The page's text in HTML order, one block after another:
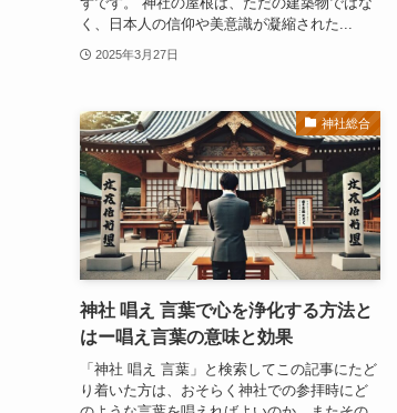
く、日本人の信仰や美意識が凝縮された...
2025年3月27日
神社総合
神社 唱え 言葉で心を浄化する方法と
はー唱え言葉の意味と効果
「神社 唱え 言葉」と検索してこの記事にたど
り着いた方は、おそらく神社での参拝時にど